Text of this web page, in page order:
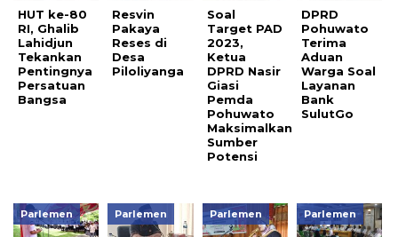
HUT ke-80
RI, Ghalib
Lahidjun
Tekankan
Pentingnya
Persatuan
Bangsa
Resvin
Pakaya
Reses di
Desa
Piloliyanga
Soal
Target PAD
2023,
Ketua
DPRD Nasir
Giasi
Pemda
Pohuwato
Maksimalkan
Sumber
Potensi
DPRD
Pohuwato
Terima
Aduan
Warga Soal
Layanan
Bank
SulutGo
Parlemen Parlemen Parlemen Parlemen